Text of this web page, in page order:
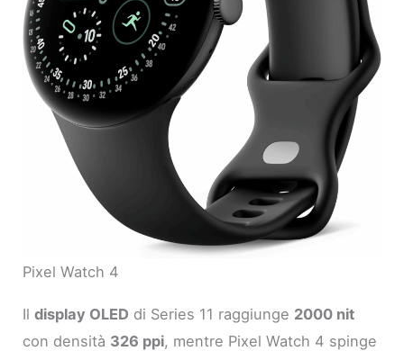
Pixel Watch 4
Ildisplay OLED di Series 11 raggiunge 2000 nit
con densità 326 ppi, mentre Pixel Watch 4 spinge